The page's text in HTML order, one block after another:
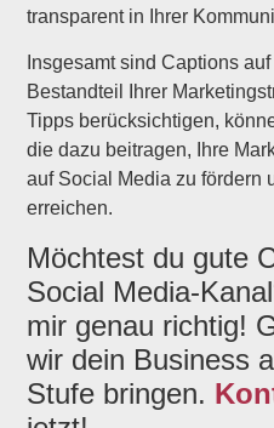
transparent in Ihrer
Insgesamt sind Captions
Bestandteil Ihrer
Tipps berücksichtigen,
die dazu beitragen, Ihre
auf Social Media zu fördern
erreichen.
Möchtest du gute
Social Media-
mir genau richtig!
wir dein Business
Stufe bringen.